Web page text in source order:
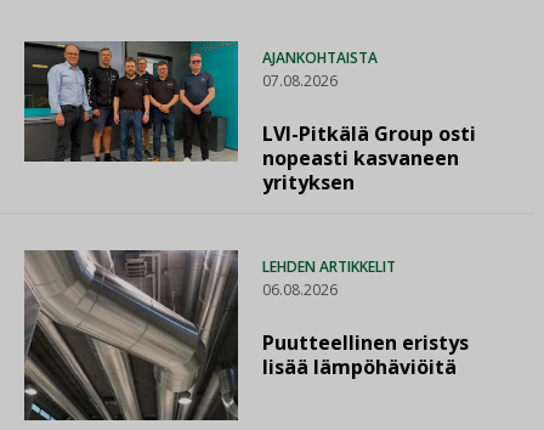
AJANKOHTAISTA
07.08.2026
LVI-Pitkälä Group osti
nopeasti kasvaneen
yrityksen
LEHDEN ARTIKKELIT
06.08.2026
Puutteellinen eristys
lisää lämpöhäviöitä